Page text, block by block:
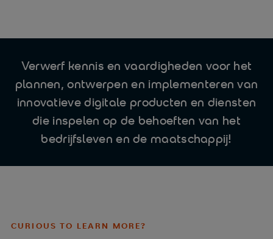
Verwerf kennis en vaardigheden voor het
plannen, ontwerpen en implementeren van
innovatieve digitale producten en diensten
die inspelen op de behoeften van het
bedrijfsleven en de maatschappij!
CURIOUS TO LEARN MORE?